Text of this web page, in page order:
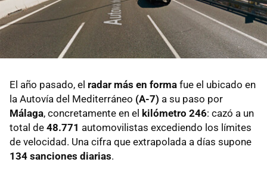
El año pasado, el radar más en forma fue el ubicado en
la Autovía del Mediterráneo (A-7) a su paso por
Málaga, concretamente en el kilómetro 246: cazó a un
total de 48.771 automovilistas excediendo los límites
de velocidad. Una cifra que extrapolada a días supone
134 sanciones diarias.